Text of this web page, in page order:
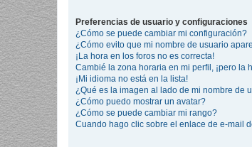
Preferencias de usuario y configuraciones
¿Cómo se puede cambiar mi configuración?
¿Cómo evito que mi nombre de usuario
¡La hora en los foros no es correcta!
Cambié la zona horaria en mi perfil, ¡pero la
¡Mi idioma no está en la lista!
¿Qué es la imagen al lado de mi nombre de
¿Cómo puedo mostrar un avatar?
¿Cómo se puede cambiar mi rango?
Cuando hago clic sobre el enlace de e-mail